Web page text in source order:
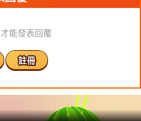
能發表回覆
註冊